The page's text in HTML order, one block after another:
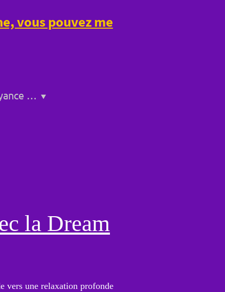
vous pouvez me
Service de voyance a Bollène
la Dream
vers une relaxation profonde